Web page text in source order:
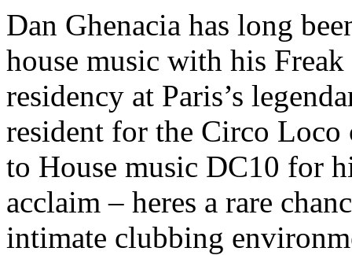
Dan Ghenacia has long
house music with his
residency at Paris’s
resident for the Circo Loco
to House music DC10 for
acclaim – heres a rare
intimate clubbing